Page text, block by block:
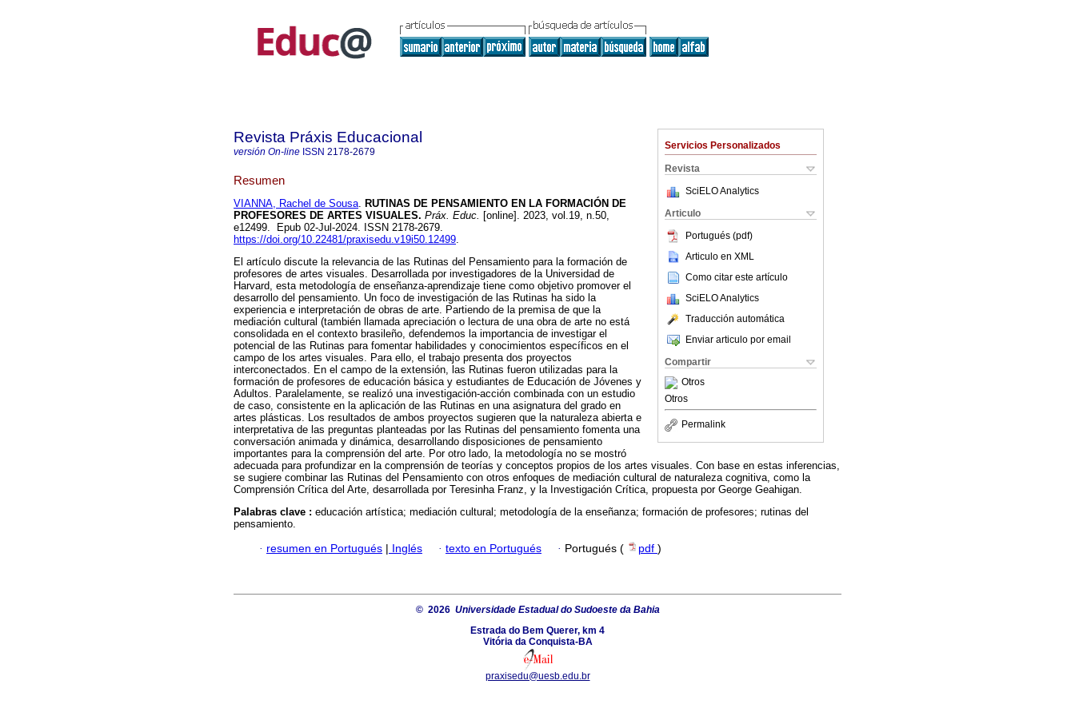
Servicios Personalizados
Revista
SciELO Analytics
Articulo
Portugués (pdf)
Articulo en XML
Como citar este artículo
SciELO Analytics
Traducción automática
Enviar articulo por email
Compartir
Otros
Otros
Permalink
Revista Práxis Educacional
versión On-line ISSN 2178-2679
Resumen
VIANNA, Rachel de Sousa. RUTINAS DE PENSAMIENTO EN LA FORMACIÓN DE
PROFESORES DE ARTES VISUALES. Práx. Educ. [online]. 2023, vol.19, n.50,
e12499. Epub 02-Jul-2024. ISSN 2178-2679.
https://doi.org/10.22481/praxisedu.v19i50.12499.
El artículo discute la relevancia de las Rutinas del Pensamiento para la formación de
profesores de artes visuales. Desarrollada por investigadores de la Universidad de
Harvard, esta metodología de enseñanza-aprendizaje tiene como objetivo promover el
desarrollo del pensamiento. Un foco de investigación de las Rutinas ha sido la
experiencia e interpretación de obras de arte. Partiendo de la premisa de que la
mediación cultural (también llamada apreciación o lectura de una obra de arte no está
consolidada en el contexto brasileño, defendemos la importancia de investigar el
potencial de las Rutinas para fomentar habilidades y conocimientos específicos en el
campo de los artes visuales. Para ello, el trabajo presenta dos proyectos
interconectados. En el campo de la extensión, las Rutinas fueron utilizadas para la
formación de profesores de educación básica y estudiantes de Educación de Jóvenes y
Adultos. Paralelamente, se realizó una investigación-acción combinada con un estudio
de caso, consistente en la aplicación de las Rutinas en una asignatura del grado en
artes plásticas. Los resultados de ambos proyectos sugieren que la naturaleza abierta e
interpretativa de las preguntas planteadas por las Rutinas del pensamiento fomenta una
conversación animada y dinámica, desarrollando disposiciones de pensamiento
importantes para la comprensión del arte. Por otro lado, la metodología no se mostró
adecuada para profundizar en la comprensión de teorías y conceptos propios de los artes visuales. Con base en estas inferencias,
se sugiere combinar las Rutinas del Pensamiento con otros enfoques de mediación cultural de naturaleza cognitiva, como la
Comprensión Crítica del Arte, desarrollada por Teresinha Franz, y la Investigación Crítica, propuesta por George Geahigan.
Palabras clave : educación artística; mediación cultural; metodología de la enseñanza; formación de profesores; rutinas del
pensamiento.
· resumen en Portugués | Inglés · texto en Portugués · Portugués ( pdf )
© 2026 Universidade Estadual do Sudoeste da Bahia
Estrada do Bem Querer, km 4
Vitória da Conquista-BA
praxisedu@uesb.edu.br